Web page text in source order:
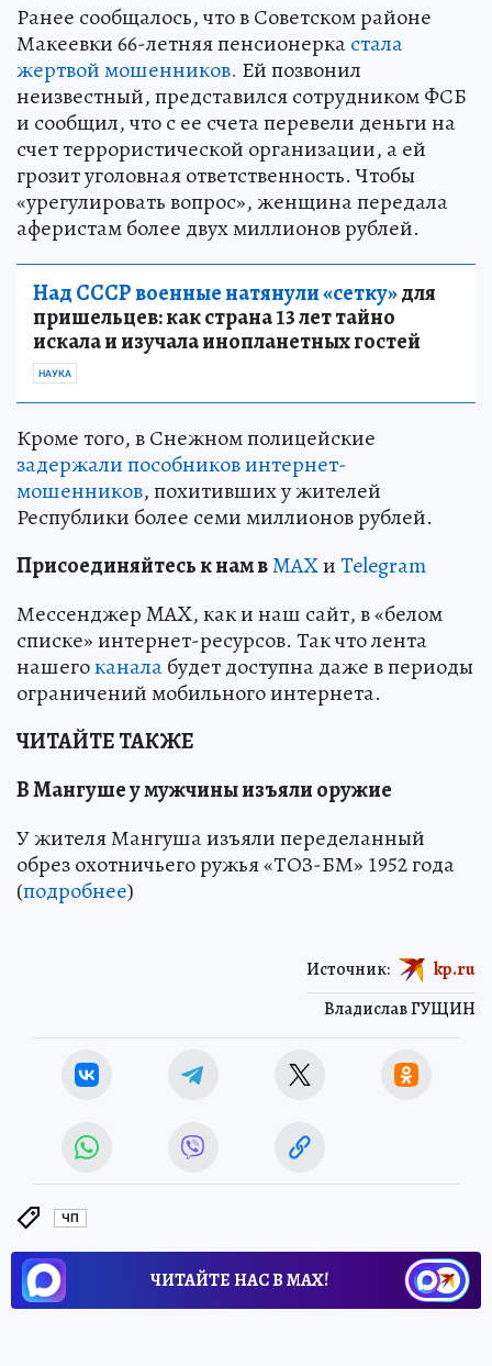
Ранее сообщалось, что в Советском районе
Макеевки 66-летняя пенсионеркастала
жертвой мошенников. Ей позвонил
неизвестный, представился сотрудником ФСБ
и сообщил, что с ее счета перевели деньги на
счет террористической организации, а ей
грозит уголовная ответственность. Чтобы
«урегулировать вопрос», женщина передала
аферистам более двух миллионов рублей.
Над СССР военные натянули «сетку»для
пришельцев: как страна 13 лет тайно
искала и изучала инопланетных гостей
НАУКА
Кроме того, в Снежном полицейские
задержали пособников интернет-
мошенников, похитивших у жителей
Республики более семи миллионов рублей.
Присоединяйтесь к нам вMAXиTelegram
Мессенджер MAX, как и наш сайт, в «белом
списке» интернет-ресурсов. Так что лента
нашегоканалабудет доступна даже в периоды
ограничений мобильного интернета.
ЧИТАЙТЕ ТАКЖЕ
В Мангуше у мужчины изъяли оружие
У жителя Мангуша изъяли переделанный
обрез охотничьего ружья «ТОЗ-БМ» 1952 года
(подробнее)
Владислав ГУЩИН
Источник: kp.ru
ЧП
ЧИТАЙТЕ НАС В МАХ!